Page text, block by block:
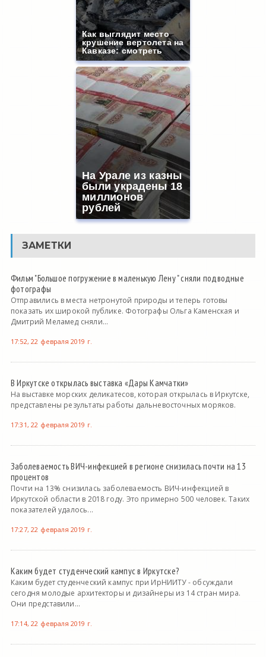
Как выглядит место
крушение вертолета на
Кавказе: смотреть
На Урале из казны
были украдены 18
миллионов
рублей
ЗАМЕТКИ
Фильм "Большое погружение в маленькую Лену " сняли подводные
фотографы
Отправились в места нетронутой природы и теперь готовы
показать их широкой публике. Фотографы Ольга Каменская и
Дмитрий Меламед сняли...
17:52, 22 февраля 2019 г.
В Иркутске открылась выставка «Дары Камчатки»
На выставке морских деликатесов, которая открылась в Иркутске,
представлены результаты работы дальневосточных моряков.
17:31, 22 февраля 2019 г.
Заболеваемость ВИЧ-инфекцией в регионе снизилась почти на 13
процентов
Почти на 13% снизилась заболеваемость ВИЧ-инфекцией в
Иркутской области в 2018 году. Это примерно 500 человек. Таких
показателей удалось...
17:27, 22 февраля 2019 г.
Каким будет студенческий кампус в Иркутске?
Каким будет студенческий кампус при ИрНИИТУ - обсуждали
сегодня молодые архитекторы и дизайнеры из 14 стран мира.
Они представили...
17:14, 22 февраля 2019 г.